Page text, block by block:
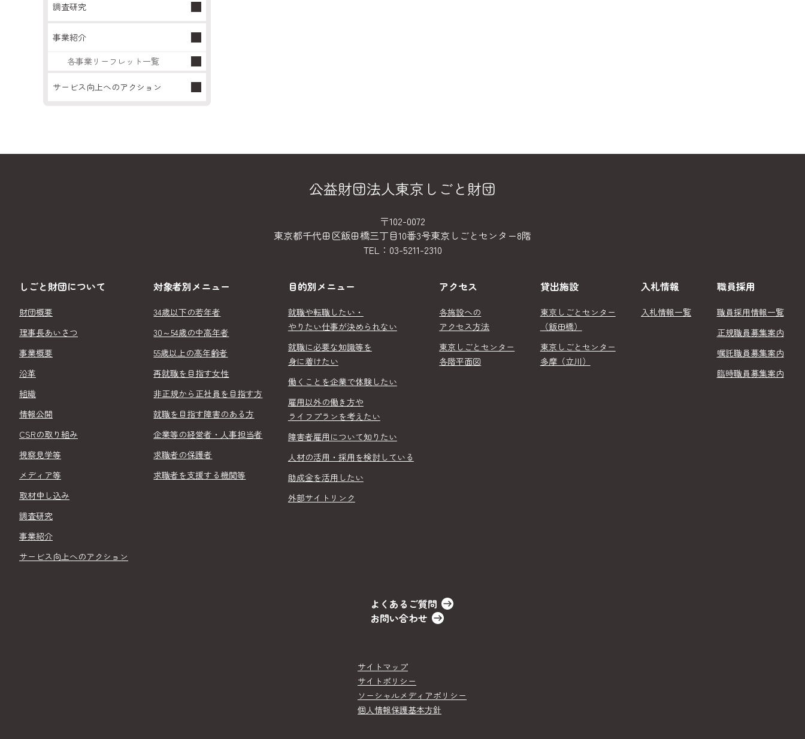
調査研究
事業紹介
各事業リーフレット一覧
サービス向上へのアクション
公益財団法人東京しごと財団
〒102-0072
東京都千代田区飯田橋三丁目10番3号東京しごとセンター8階
TEL： 03-5211-2310
しごと財団について
財団概要
理事長あいさつ
事業概要
沿革
組織
情報公開
CSRの取り組み
視察見学等
メディア等
取材申し込み
調査研究
事業紹介
サービス向上へのアクション
対象者別メニュー
34歳以下の若年者
30～54歳の中高年者
55歳以上の高年齢者
再就職を目指す女性
非正規から正社員を目指す方
就職を目指す障害のある方
企業等の経営者・人事担当者
求職者の保護者
求職者を支援する機関等
目的別メニュー
就職や転職したい・
やりたい仕事が決められない
就職に必要な知識等を
身に着けたい
働くことを企業で体験したい
雇用以外の働き方や
ライフプランを考えたい
障害者雇用について知りたい
人材の活用・採用を検討している
助成金を活用したい
外部サイトリンク
アクセス
各施設への
アクセス方法
東京しごとセンター
各階平面図
貸出施設
東京しごとセンター
（飯田橋）
東京しごとセンター
多摩（立川）
入札情報
入札情報一覧
職員採用
職員採用情報一覧
正規職員募集案内
嘱託職員募集案内
臨時職員募集案内
よくあるご質問
お問い合わせ
サイトマップ
サイトポリシー
ソーシャルメディアポリシー
個人情報保護基本方針